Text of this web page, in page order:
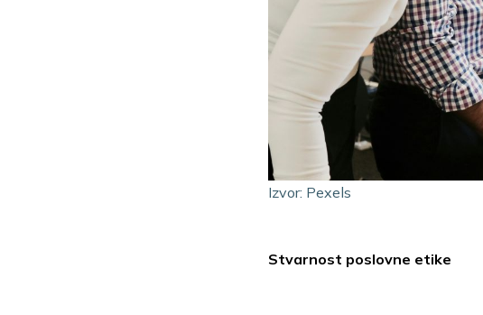
Izvor: Pexels
Stvarnost poslovne etike